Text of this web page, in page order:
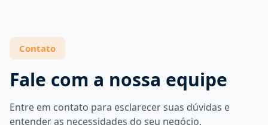
Contato
Fale com a nossa equipe
Entre em contato para esclarecer suas dúvidas e
entender as necessidades do seu negócio.